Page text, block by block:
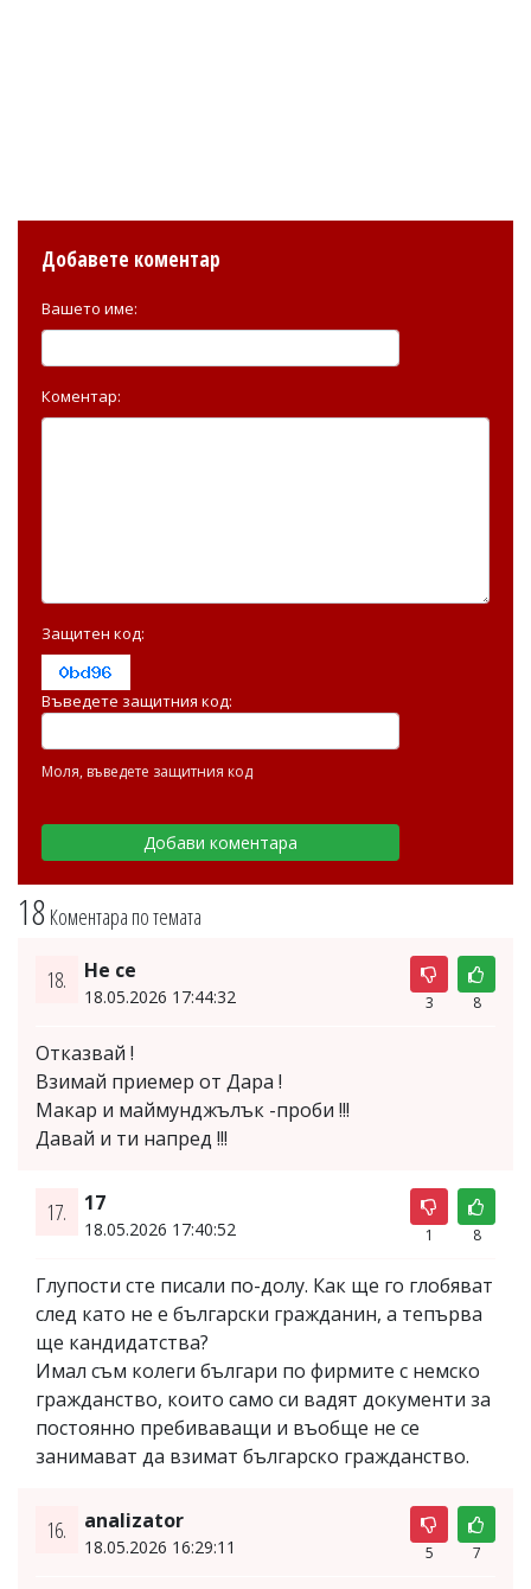
18 Коментара по темата
18. Не се
18.05.2026 17:44:32 3 8
Отказвай !
Взимай приемер от Дара !
Макар и маймунджълък -проби !!!
Давай и ти напред !!!
17. 17
18.05.2026 17:40:52 1 8
Глупости сте писали по-долу. Как ще го глобяват
след като не е български гражданин, а тепърва
ще кандидатства?
Имал съм колеги българи по фирмите с немско
гражданство, които само си вадят документи за
постоянно пребиваващи и въобще не се
занимават да взимат българско гражданство.
16. analizator
18.05.2026 16:29:11 5 7
Добавете коментар
Вашето име:
Коментар:
Защитен код:
Въведете защитния код:
Моля, въведете защитния код